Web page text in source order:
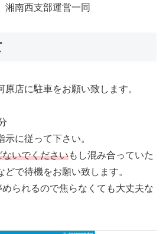
部運営一同
店に駐車をお願い致します。
に従って下さい。
いでくださいもし混み合っていた
どで待機をお願い致します。
られるので焦らなくても大丈夫な